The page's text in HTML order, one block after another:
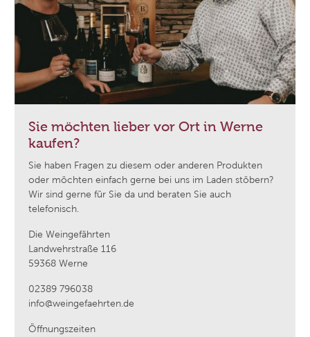
Sie möchten lieber vor Ort in Werne
kaufen?
Sie haben Fragen zu diesem oder anderen Produkten
oder möchten einfach gerne bei uns im Laden stöbern?
Wir sind gerne für Sie da und beraten Sie auch
telefonisch.
Die Weingefährten
Landwehrstraße 116
59368 Werne
02389 796038
info@weingefaehrten.de
Öffnungszeiten